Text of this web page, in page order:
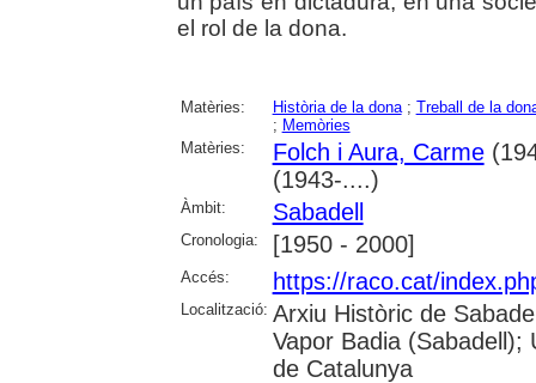
el rol de la dona.
Matèries: Història de la dona; Treball de la
; Memòries
Matèries:
Folch i Aura, Carme
(1943-....)
Àmbit: Sabadell
Cronologia: [1950 - 2000]
Accés: https://raco.cat/
Localització: Arxiu Històric de
Vapor Badia (Sabadell);
de Catalunya